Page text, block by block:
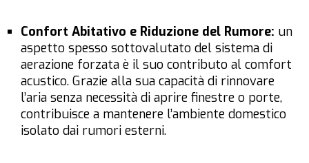
Confort Abitativo e Riduzione del Rumore: un
aspetto spesso sottovalutato del sistema di
aerazione forzata è il suo contributo al comfort
acustico. Grazie alla sua capacità di rinnovare
l’aria senza necessità di aprire finestre o porte,
contribuisce a mantenere l’ambiente domestico
isolato dai rumori esterni.